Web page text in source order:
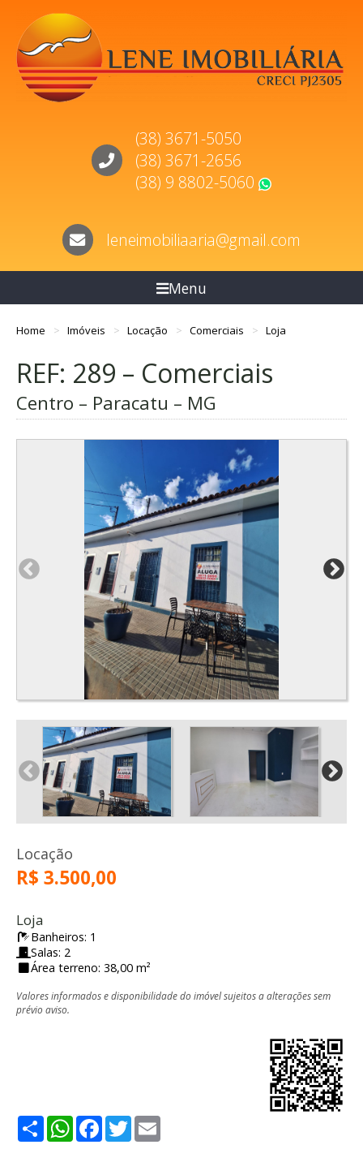
(38) 3671-5050
(38) 3671-2656
(38) 9 8802-5060
leneimobiliaaria@gmail.com
Menu
Home Imóveis Locação Comerciais Loja
REF: 289 – Comerciais
Centro – Paracatu – MG
Locação
R$ 3.500,00
Loja
Banheiros: 1
Salas: 2
Área terreno: 38,00 m²
Valores informados e disponibilidade do imóvel sujeitos a alterações sem
prévio aviso.
ShareWhatsApp
Facebook
Twitter